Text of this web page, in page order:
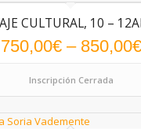
CULTURAL, 10 –
750,00€– 850,00€
Inscripción Cerrada